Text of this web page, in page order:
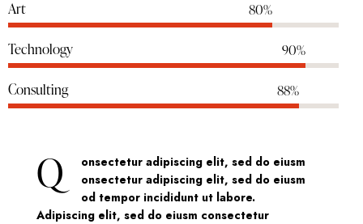
Art 80%
Technology 90%
Consulting 88%
Q
onsectetur adipiscing elit, sed do eiusm
onsectetur adipiscing elit, sed do eiusm
od tempor incididunt ut labore.
Adipiscing elit, sed do eiusm consectetur